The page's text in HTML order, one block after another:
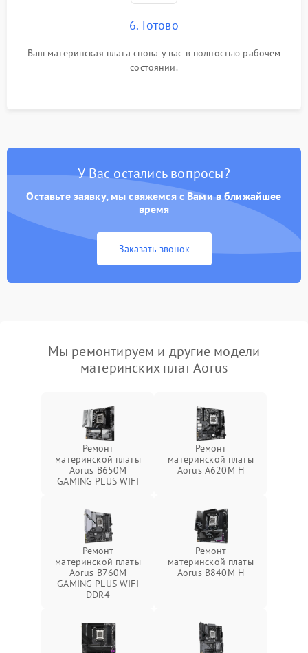
6. Готово
Ваш материнская плата снова у вас в полностью рабочем
состоянии.
У Вас остались вопросы?
Оставьте заявку, мы свяжемся с Вами в ближайшее
время
Заказать звонок
Мы ремонтируем и другие модели
материнских плат Aorus
Ремонт
материнской платы
Aorus B650M
GAMING PLUS WIFI
Ремонт
материнской платы
Aorus A620M H
Ремонт
материнской платы
Aorus B760M
GAMING PLUS WIFI
DDR4
Ремонт
материнской платы
Aorus B840M H